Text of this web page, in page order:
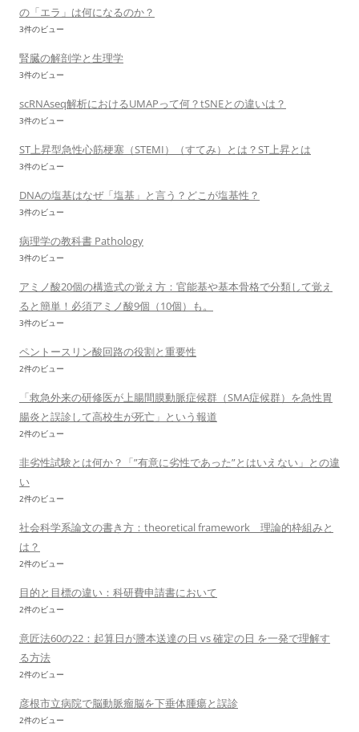
の「エラ」は何になるのか？
3件のビュー
腎臓の解剖学と生理学
3件のビュー
scRNAseq解析におけるUMAPって何？tSNEとの違いは？
3件のビュー
ST上昇型急性心筋梗塞（STEMI）（すてみ）とは？ST上昇とは
3件のビュー
DNAの塩基はなぜ「塩基」と言う？どこが塩基性？
3件のビュー
病理学の教科書 Pathology
3件のビュー
アミノ酸20個の構造式の覚え方：官能基や基本骨格で分類して覚え
ると簡単！必須アミノ酸9個（10個）も。
3件のビュー
ペントースリン酸回路の役割と重要性
2件のビュー
「救急外来の研修医が上腸間膜動脈症候群（SMA症候群）を急性胃
腸炎と誤診して高校生が死亡」という報道
2件のビュー
非劣性試験とは何か？「”有意に劣性であった”とはいえない」との違
い
2件のビュー
社会科学系論文の書き方：theoretical framework 理論的枠組みと
は？
2件のビュー
目的と目標の違い：科研費申請書において
2件のビュー
意匠法60の22：起算日が謄本送達の日 vs 確定の日 を一発で理解す
る方法
2件のビュー
彦根市立病院で脳動脈瘤脳を下垂体腫瘍と誤診
2件のビュー